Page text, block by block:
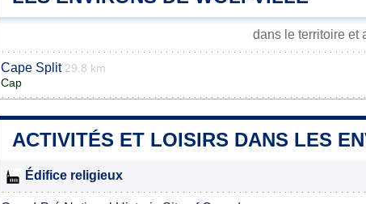
dans le territoire et
Cape Split 29.8 km
Cap
ACTIVITÉS ET LOISIRS DANS LES
Édifice religieux